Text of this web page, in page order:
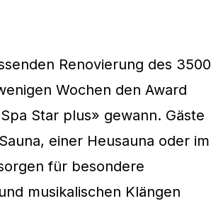
Renovierung des 3500
Wochen den Award
Star plus» gewann. Gäste
einer Heusauna oder im
für besondere
musikalischen Klängen